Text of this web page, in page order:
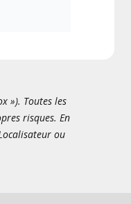
»). Toutes les
risques. En
ou